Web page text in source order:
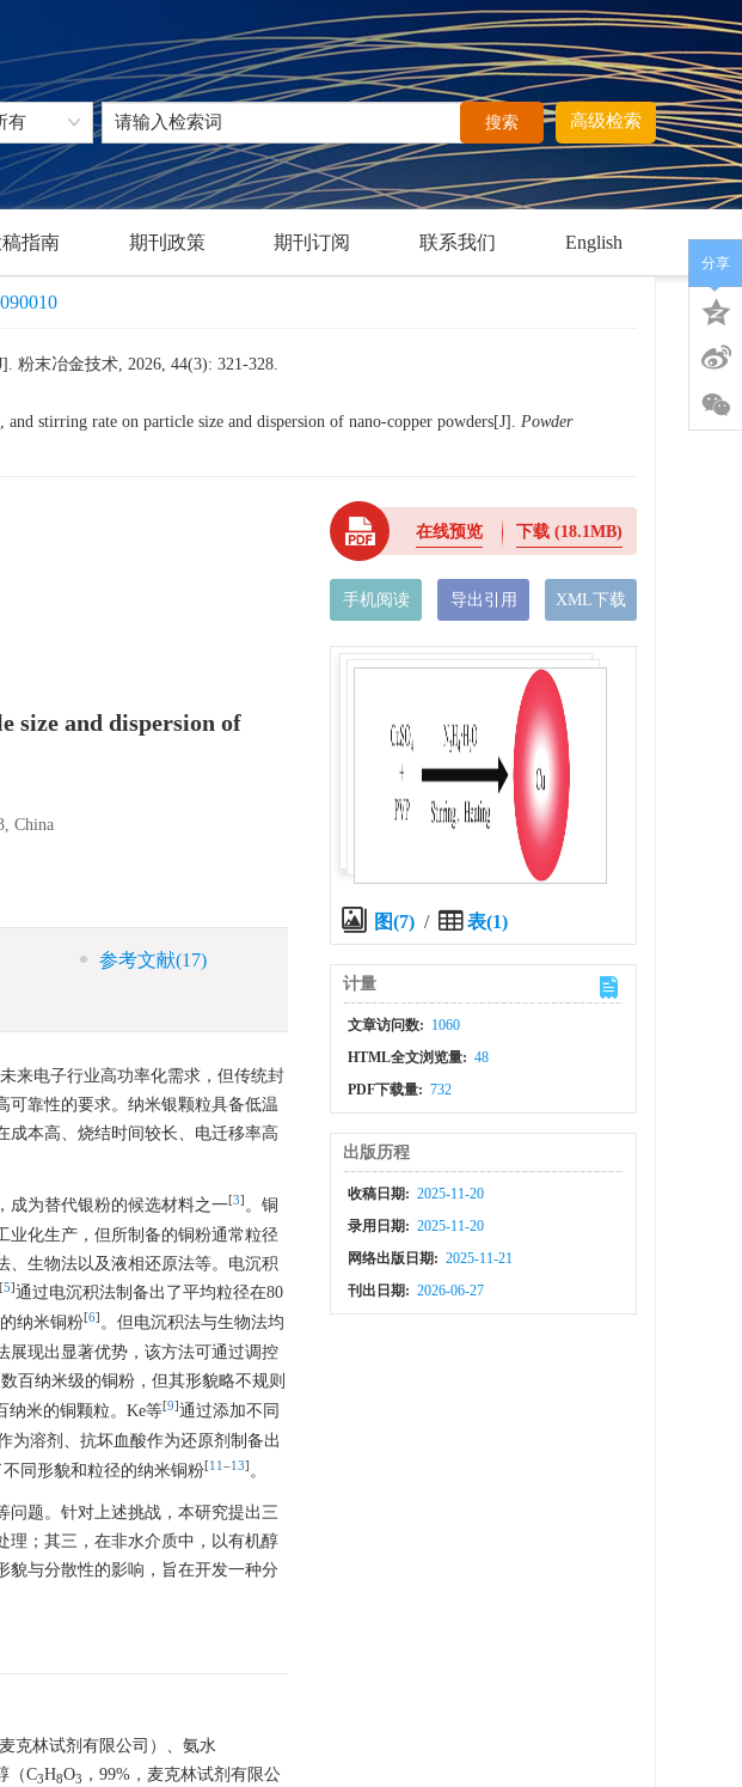
高级检索
指南 期刊政策 期刊订阅 联系我们 English
粉末冶金技术, 2026, 44(3): 321-328.
stirring rate on particle size and dispersion of nano-copper powders[J]. Powder
size and dispersion of
China
参考文献(17)
来电子行业高功率化需求，但传统封
靠性的要求。纳米银颗粒具备低温
成本高、烧结时间较长、电迁移率高
成为替代银粉的候选材料之一[3] 。铜
业化生产，但所制备的铜粉通常粒径
、生物法以及液相还原法等。电沉积
[5]通过电沉积法制备出了平均粒径在80
纳米铜粉[6] 。但电沉积法与生物法均
展现出显著优势，该方法可通过调控
百纳米级的铜粉，但其形貌略不规则
纳米的铜颗粒。Ke等[9]通过添加不同
为溶剂、抗坏血酸作为还原剂制备出
同形貌和粒径的纳米铜粉[11 –13] 。
问题。针对上述挑战，本研究提出三
理；其三，在非水介质中，以有机醇
貌与分散性的影响，旨在开发一种分
克林试剂有限公司）、氨水
（C3H8O3
，99%，麦克林试剂有限公
在线预览 下载(18.1MB)
手机阅读 导出引用 XML下载
图(7) / 表(1)
计量
文章访问数: 1060
HTML全文浏览量: 48
PDF下载量: 732
出版历程
收稿日期: 2025-11-20
录用日期: 2025-11-20
网络出版日期: 2025-11-21
刊出日期: 2026-06-27
分享